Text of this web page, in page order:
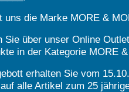
uns die Marke MORE &
Sie über unser Online
in der Kategorie MORE
erhalten Sie vom
alle Artikel zum 25